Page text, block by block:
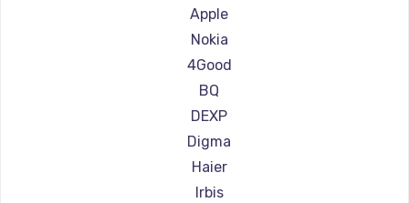
Ремонт планшетов Google
Ремонт планшетов Navitel
Ремонт планшетов Teclast
Ремонт планшетов CHUWI
Apple
Nokia
4Good
BQ
DEXP
Digma
Haier
Irbis